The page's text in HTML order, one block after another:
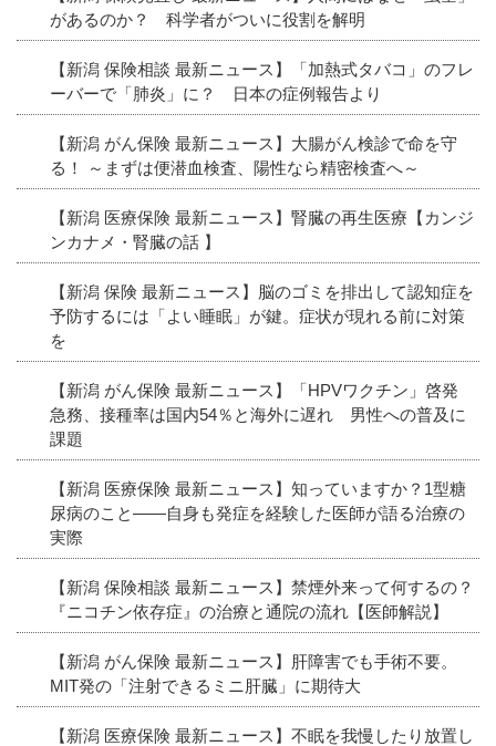
があるのか？ 科学者がついに役割を解明
【新潟 保険相談 最新ニュース】「加熱式タバコ」のフレ
ーバーで「肺炎」に？ 日本の症例報告より
【新潟 がん保険 最新ニュース】大腸がん検診で命を守
る！ ～まずは便潜血検査、陽性なら精密検査へ～
【新潟 医療保険 最新ニュース】腎臓の再生医療【カンジ
ンカナメ・腎臓の話 】
【新潟 保険 最新ニュース】脳のゴミを排出して認知症を
予防するには「よい睡眠」が鍵。症状が現れる前に対策
を
【新潟 がん保険 最新ニュース】「HPVワクチン」啓発
急務、接種率は国内54％と海外に遅れ 男性への普及に
課題
【新潟 医療保険 最新ニュース】知っていますか？1型糖
尿病のこと――自身も発症を経験した医師が語る治療の
実際
【新潟 保険相談 最新ニュース】禁煙外来って何するの？
『ニコチン依存症』の治療と通院の流れ【医師解説】
【新潟 がん保険 最新ニュース】肝障害でも手術不要。
MIT発の「注射できるミニ肝臓」に期待大
【新潟 医療保険 最新ニュース】不眠を我慢したり放置し